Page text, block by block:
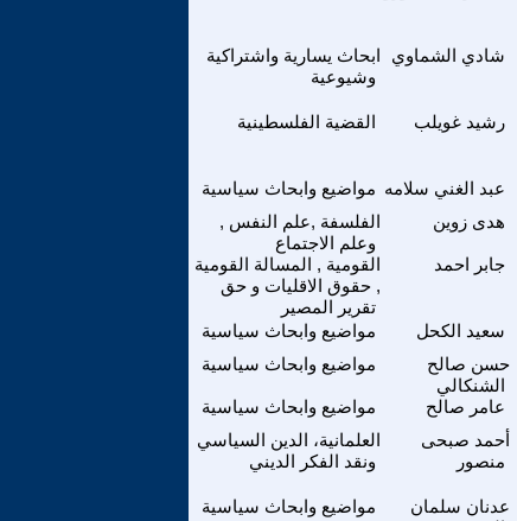
ابحاث يسارية واشتراكية
وشيوعية
شادي الشماوي
القضية الفلسطينية رشيد غويلب
مواضيع وابحاث سياسية عبد الغني سلامه
الفلسفة ,علم النفس ,
وعلم الاجتماع
هدى زوين
القومية , المسالة القومية
, حقوق الاقليات و حق
تقرير المصير
جابر احمد
مواضيع وابحاث سياسية سعيد الكحل
مواضيع وابحاث سياسية
حسن صالح
الشنكالي
مواضيع وابحاث سياسية عامر صالح
العلمانية، الدين السياسي
ونقد الفكر الديني
أحمد صبحى
منصور
مواضيع وابحاث سياسية
عدنان سلمان